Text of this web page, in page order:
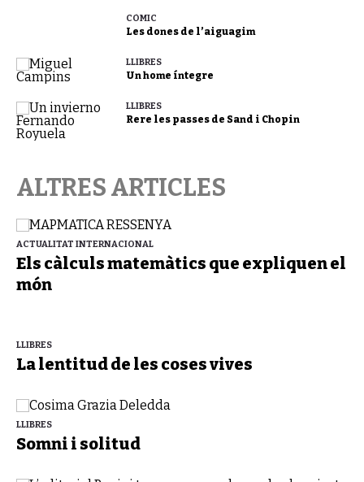
CÒMIC
Les dones de l’aiguagim
LLIBRES
Un home íntegre
LLIBRES
Rere les passes de Sand i Chopin
ALTRES ARTICLES
ACTUALITAT INTERNACIONAL
Els càlculs matemàtics que expliquen el
món
LLIBRES
La lentitud de les coses vives
LLIBRES
Somni i solitud